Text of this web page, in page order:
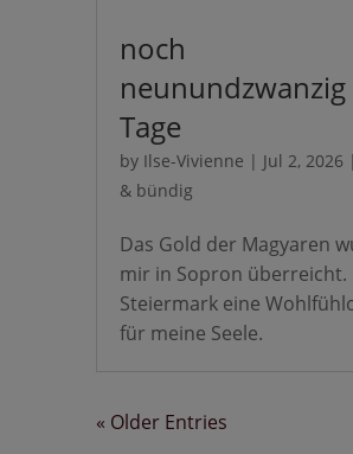
noch
neunundzwanzig
Tage
by Ilse-Vivienne | Jul 2, 2026 |
& bündig
Das Gold der Magyaren
mir in Sopron überreicht.
Steiermark eine
für meine Seele.
« Older Entries